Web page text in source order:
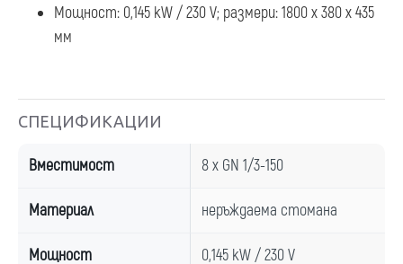
Мощност: 0,145 kW / 230 V; размери: 1800 x 380 x 435
мм
СПЕЦИФИКАЦИИ
Вместимост 8 x GN 1/3-150
Материал неръждаема стомана
Мощност 0,145 kW / 230 V